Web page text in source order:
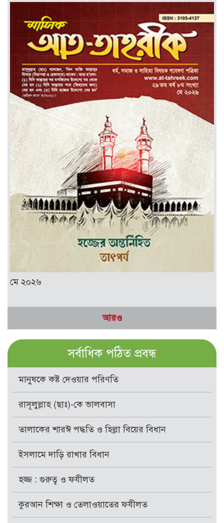
মে ২০২৬
আরও
সর্বাধিক পঠিত প্রবন্ধ
মানুষকে কষ্ট দেওয়ার পরিণতি
রাসূলুল্লাহ (ছাঃ)-কে ভালবাসা
তালাকের শারঈ পদ্ধতি ও হিল্লা বিয়ের বিধান
ইসলামে দাড়ি রাখার বিধান
হজ্জ : গুরুত্ব ও ফযীলত
কুরআন শিক্ষা ও তেলাওয়াতের ফযীলত